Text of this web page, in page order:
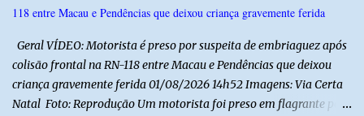
valorização das tradições, unindo grandes atrações musicais e
manifestações populares em uma festa segura, org...
118 entre Macau e Pendências que deixou criança gravemente ferida
Geral VÍDEO: Motorista é preso por suspeita de embriaguez após
colisão frontal na RN-118 entre Macau e Pendências que deixou
criança gravemente ferida 01/08/2026 14h52 Imagens: Via Certa
Natal Foto: Reprodução Um motorista foi preso em flagrante por